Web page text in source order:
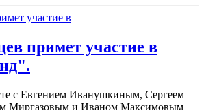
примет участие в
с Евгением Иванушкиным, Сергеем
Миргазовым и Иваном Максимовым